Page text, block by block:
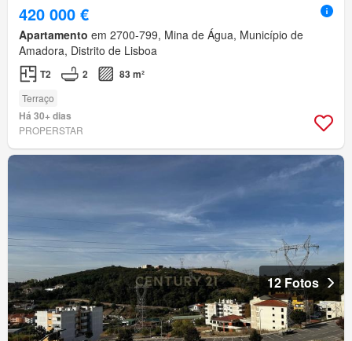
420 000 €
Apartamento em 2700-799, Mina de Água, Município de
Amadora, Distrito de Lisboa
T2 2 83 m²
Terraço
Há 30+ dias
PROPERSTAR
12 Fotos